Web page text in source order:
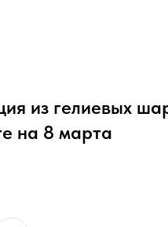
из гелиевых
на 8 марта